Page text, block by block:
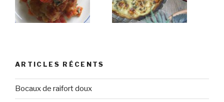
ARTICLES RÉCENTS
Bocaux de raifort doux